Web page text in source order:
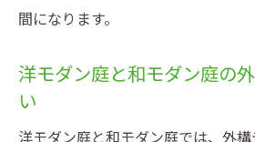
間になります。
洋モダン庭と和モダン庭の
い
洋モダン庭と和モダン庭では、外